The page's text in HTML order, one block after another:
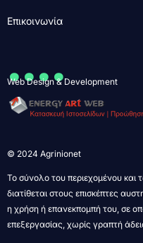
Επικοινωνία
....
Web Design & Development
© 2024 Agrinionet
Το σύνολο του περιεχομένου
διατίθεται στους επισκέπτες
η χρήση ή επανεκπομπή του, σε
επεξεργασίας, χωρίς γραπτή